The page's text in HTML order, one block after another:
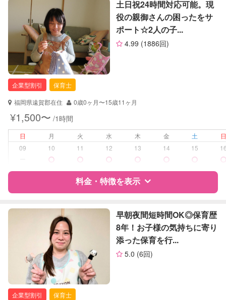
レッスン
定期予約 お引き受けしていません
お子様の撮影
（定期特典）
対応不可
サポートの特徴
資格
企業型割引対象(旧内閣府補助対象)
自治体届出済ベビーシッター
保育士
対応可能/特徴
送迎サポート
病児対応 病児、病後児、ともに不可
障がい児対応 対応可否は個別に相談
なし
定期予約 お引き受けしていません
お子様の撮影
（定期特典）
対応不可
土日祝24時間対応可能。現
役の親御さんの困ったをサ
ポート☆2人の子...
4.99 (1886回)
企業型割引
保育士
福岡県遠賀郡在住
0歳0ヶ月〜15歳11ヶ月
¥1,500〜 /1時間
日 月 火 水 木 金 土
09
10 11 12 13 14 15
料金・特徴を表示
特徴 料金 レビュー
サポートの特徴
資格
自治体届出済ベビーシッター
保育士
早朝夜間短時間OK◎保育歴
8年！お子様の気持ちに寄り
添った保育を行...
5.0 (6回)
企業型割引
保育士